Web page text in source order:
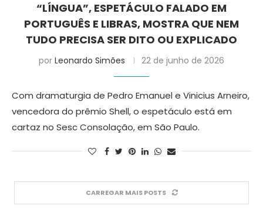
“LÍNGUA”, ESPETÁCULO FALADO EM
PORTUGUÊS E LIBRAS, MOSTRA QUE NEM
TUDO PRECISA SER DITO OU EXPLICADO
por Leonardo Simões 22 de junho de 2026
Com dramaturgia de Pedro Emanuel e Vinicius Arneiro,
vencedora do prêmio Shell, o espetáculo está em
cartaz no Sesc Consolação, em São Paulo.
CARREGAR MAIS POSTS